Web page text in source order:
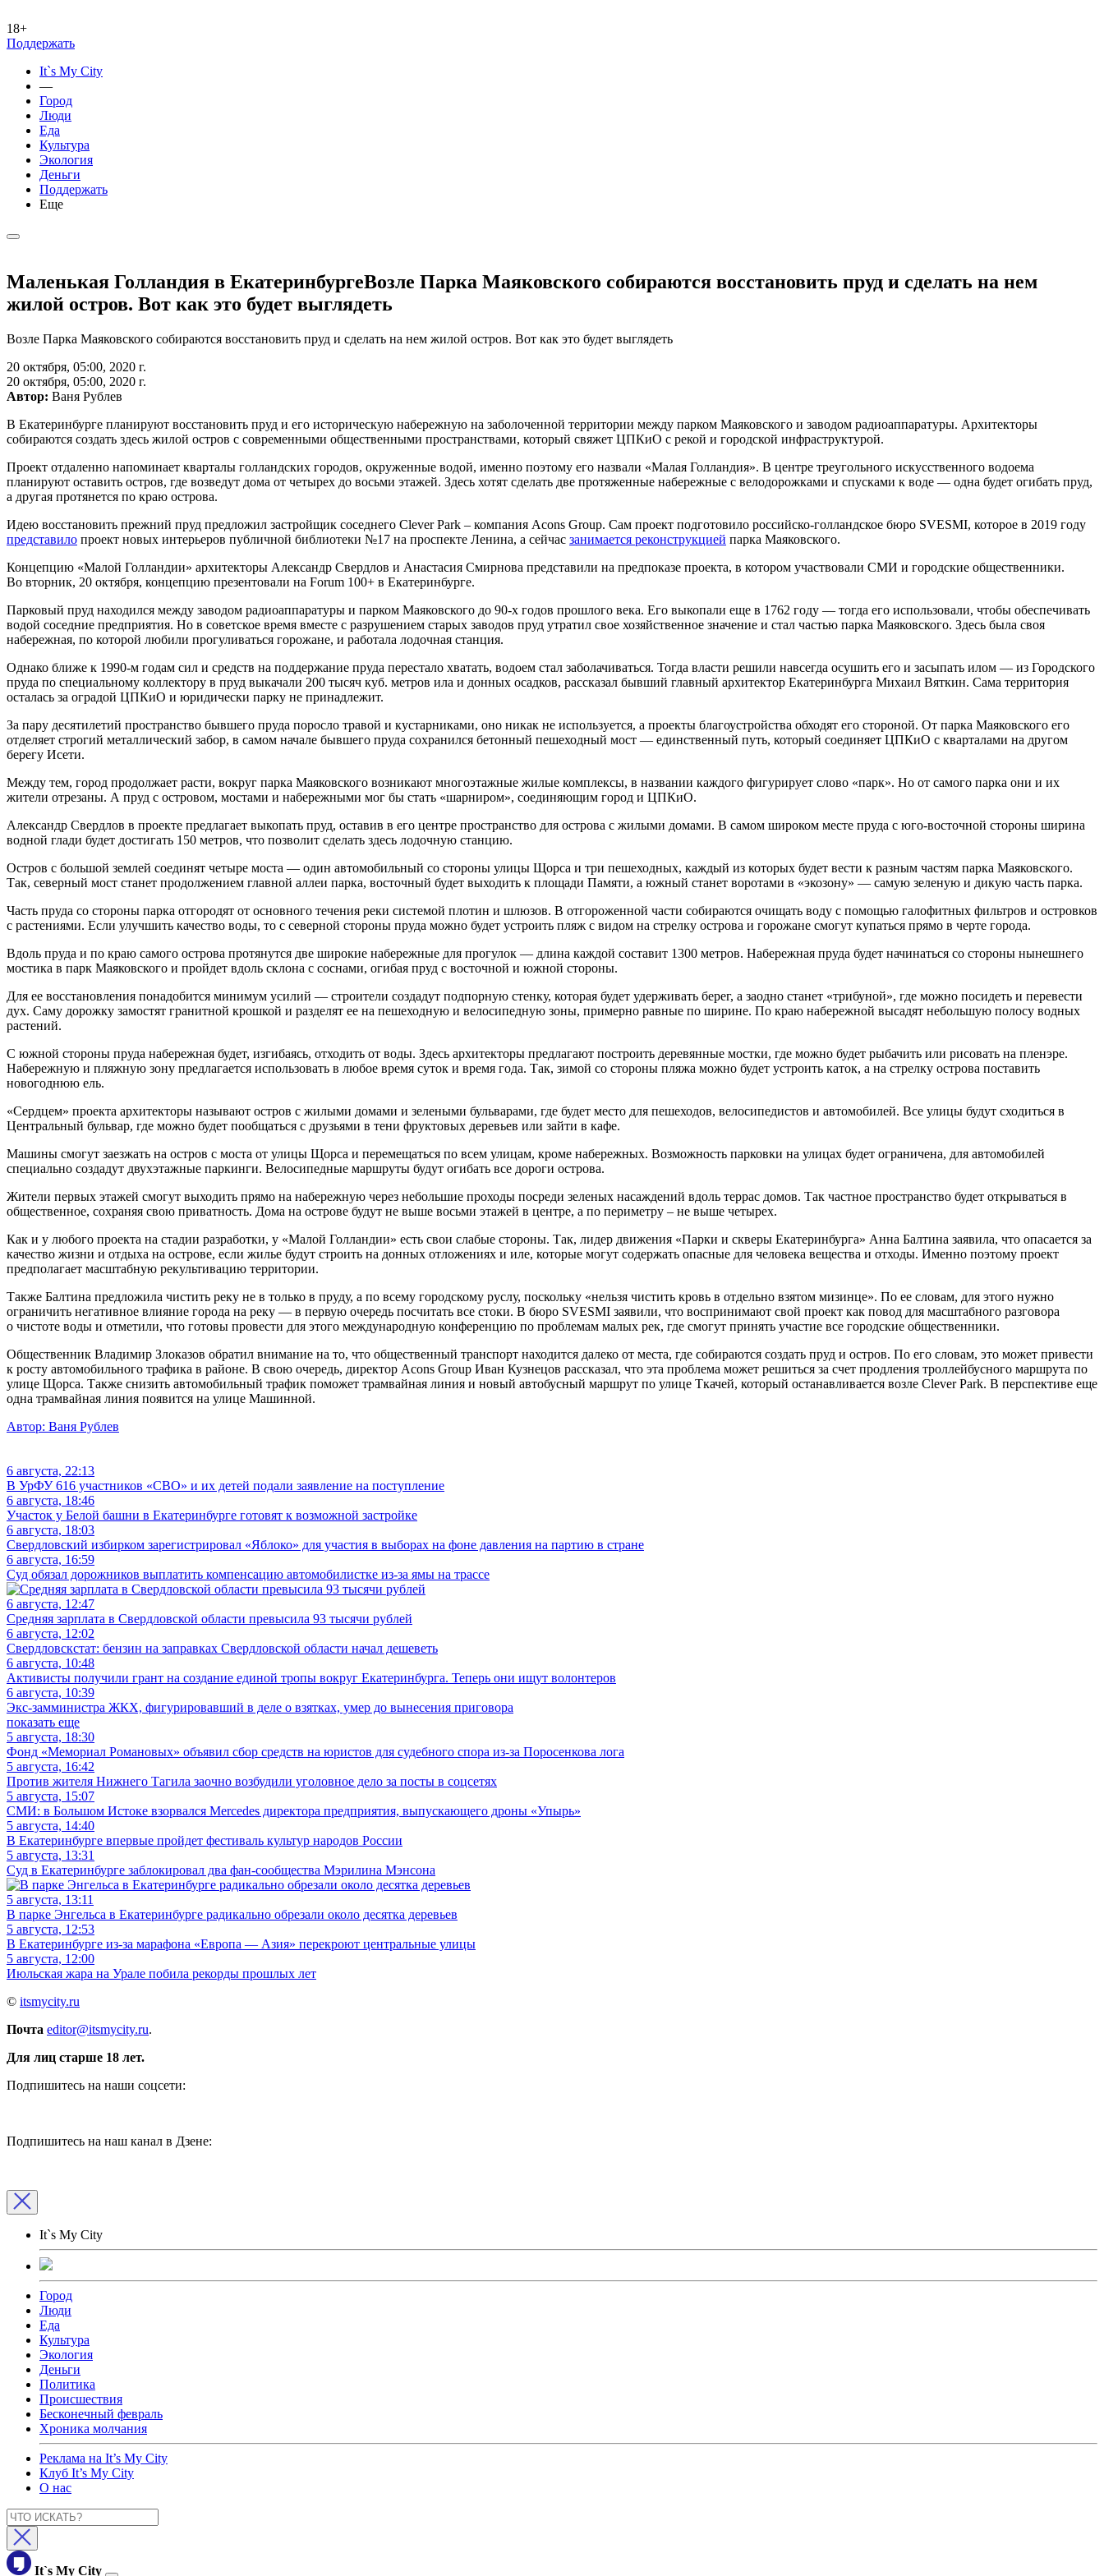
18+
Поддержать
It`s My City
—
Город
Люди
Еда
Культура
Экология
Деньги
Поддержать
Еще
Маленькая Голландия в ЕкатеринбургеВозле Парка Маяковского собираются восстановить пруд и сделать на нем
жилой остров. Вот как это будет выглядеть
Возле Парка Маяковского собираются восстановить пруд и сделать на нем жилой остров. Вот как это будет выглядеть
20 октября, 05:00, 2020 г.
20 октября, 05:00, 2020 г.
Автор: Ваня Рублев
В Екатеринбурге планируют восстановить пруд и его историческую набережную на заболоченной территории между парком Маяковского и заводом радиоаппаратуры. Архитекторы
собираются создать здесь жилой остров с современными общественными пространствами, который свяжет ЦПКиО с рекой и городской инфраструктурой.
Проект отдаленно напоминает кварталы голландских городов, окруженные водой, именно поэтому его назвали «Малая Голландия». В центре треугольного искусственного водоема
планируют оставить остров, где возведут дома от четырех до восьми этажей. Здесь хотят сделать две протяженные набережные с велодорожками и спусками к воде — одна будет огибать пруд,
а другая протянется по краю острова.
Идею восстановить прежний пруд предложил застройщик соседнего Clever Park – компания Acons Group. Сам проект подготовило российско-голландское бюро SVESMI, которое в 2019 году
представило проект новых интерьеров публичной библиотеки №17 на проспекте Ленина, а сейчас занимается реконструкцией парка Маяковского.
Концепцию «Малой Голландии» архитекторы Александр Свердлов и Анастасия Смирнова представили на предпоказе проекта, в котором участвовали СМИ и городские общественники.
Во вторник, 20 октября, концепцию презентовали на Forum 100+ в Екатеринбурге.
Парковый пруд находился между заводом радиоаппаратуры и парком Маяковского до 90-х годов прошлого века. Его выкопали еще в 1762 году — тогда его использовали, чтобы обеспечивать
водой соседние предприятия. Но в советское время вместе с разрушением старых заводов пруд утратил свое хозяйственное значение и стал частью парка Маяковского. Здесь была своя
набережная, по которой любили прогуливаться горожане, и работала лодочная станция.
Однако ближе к 1990-м годам сил и средств на поддержание пруда перестало хватать, водоем стал заболачиваться. Тогда власти решили навсегда осушить его и засыпать илом — из Городского
пруда по специальному коллектору в пруд выкачали 200 тысяч куб. метров ила и донных осадков, рассказал бывший главный архитектор Екатеринбурга Михаил Вяткин. Сама территория
осталась за оградой ЦПКиО и юридически парку не принадлежит.
За пару десятилетий пространство бывшего пруда поросло травой и кустарниками, оно никак не используется, а проекты благоустройства обходят его стороной. От парка Маяковского его
отделяет строгий металлический забор, в самом начале бывшего пруда сохранился бетонный пешеходный мост — единственный путь, который соединяет ЦПКиО с кварталами на другом
берегу Исети.
Между тем, город продолжает расти, вокруг парка Маяковского возникают многоэтажные жилые комплексы, в названии каждого фигурирует слово «парк». Но от самого парка они и их
жители отрезаны. А пруд с островом, мостами и набережными мог бы стать «шарниром», соединяющим город и ЦПКиО.
Александр Свердлов в проекте предлагает выкопать пруд, оставив в его центре пространство для острова с жилыми домами. В самом широком месте пруда с юго-восточной стороны ширина
водной глади будет достигать 150 метров, что позволит сделать здесь лодочную станцию.
Остров с большой землей соединят четыре моста — один автомобильный со стороны улицы Щорса и три пешеходных, каждый из которых будет вести к разным частям парка Маяковского.
Так, северный мост станет продолжением главной аллеи парка, восточный будет выходить к площади Памяти, а южный станет воротами в «экозону» — самую зеленую и дикую часть парка.
Часть пруда со стороны парка отгородят от основного течения реки системой плотин и шлюзов. В отгороженной части собираются очищать воду с помощью галофитных фильтров и островков
с растениями. Если улучшить качество воды, то с северной стороны пруда можно будет устроить пляж с видом на стрелку острова и горожане смогут купаться прямо в черте города.
Вдоль пруда и по краю самого острова протянутся две широкие набережные для прогулок — длина каждой составит 1300 метров. Набережная пруда будет начинаться со стороны нынешнего
мостика в парк Маяковского и пройдет вдоль склона с соснами, огибая пруд с восточной и южной стороны.
Для ее восстановления понадобится минимум усилий — строители создадут подпорную стенку, которая будет удерживать берег, а заодно станет «трибуной», где можно посидеть и перевести
дух. Саму дорожку замостят гранитной крошкой и разделят ее на пешеходную и велосипедную зоны, примерно равные по ширине. По краю набережной высадят небольшую полосу водных
растений.
С южной стороны пруда набережная будет, изгибаясь, отходить от воды. Здесь архитекторы предлагают построить деревянные мостки, где можно будет рыбачить или рисовать на пленэре.
Набережную и пляжную зону предлагается использовать в любое время суток и время года. Так, зимой со стороны пляжа можно будет устроить каток, а на стрелку острова поставить
новогоднюю ель.
«Сердцем» проекта архитекторы называют остров с жилыми домами и зелеными бульварами, где будет место для пешеходов, велосипедистов и автомобилей. Все улицы будут сходиться в
Центральный бульвар, где можно будет пообщаться с друзьями в тени фруктовых деревьев или зайти в кафе.
Машины смогут заезжать на остров с моста от улицы Щорса и перемещаться по всем улицам, кроме набережных. Возможность парковки на улицах будет ограничена, для автомобилей
специально создадут двухэтажные паркинги. Велосипедные маршруты будут огибать все дороги острова.
Жители первых этажей смогут выходить прямо на набережную через небольшие проходы посреди зеленых насаждений вдоль террас домов. Так частное пространство будет открываться в
общественное, сохраняя свою приватность. Дома на острове будут не выше восьми этажей в центре, а по периметру – не выше четырех.
Как и у любого проекта на стадии разработки, у «Малой Голландии» есть свои слабые стороны. Так, лидер движения «Парки и скверы Екатеринбурга» Анна Балтина заявила, что опасается за
качество жизни и отдыха на острове, если жилье будут строить на донных отложениях и иле, которые могут содержать опасные для человека вещества и отходы. Именно поэтому проект
предполагает масштабную рекультивацию территории.
Также Балтина предложила чистить реку не в только в пруду, а по всему городскому руслу, поскольку «нельзя чистить кровь в отдельно взятом мизинце». По ее словам, для этого нужно
ограничить негативное влияние города на реку — в первую очередь посчитать все стоки. В бюро SVESMI заявили, что воспринимают свой проект как повод для масштабного разговора
о чистоте воды и отметили, что готовы провести для этого международную конференцию по проблемам малых рек, где смогут принять участие все городские общественники.
Общественник Владимир Злоказов обратил внимание на то, что общественный транспорт находится далеко от места, где собираются создать пруд и остров. По его словам, это может привести
к росту автомобильного трафика в районе. В свою очередь, директор Acons Group Иван Кузнецов рассказал, что эта проблема может решиться за счет продления троллейбусного маршрута по
улице Щорса. Также снизить автомобильный трафик поможет трамвайная линия и новый автобусный маршрут по улице Ткачей, который останавливается возле Clever Park. В перспективе еще
одна трамвайная линия появится на улице Машинной.
Автор: Ваня Рублев
6 августа, 22:13
В УрФУ 616 участников «СВО» и их детей подали заявление на поступление
6 августа, 18:46
Участок у Белой башни в Екатеринбурге готовят к возможной застройке
6 августа, 18:03
Свердловский избирком зарегистрировал «Яблоко» для участия в выборах на фоне давления на партию в стране
6 августа, 16:59
Суд обязал дорожников выплатить компенсацию автомобилистке из-за ямы на трассе
6 августа, 12:47
Средняя зарплата в Свердловской области превысила 93 тысячи рублей
6 августа, 12:02
Свердловскстат: бензин на заправках Свердловской области начал дешеветь
6 августа, 10:48
Активисты получили грант на создание единой тропы вокруг Екатеринбурга. Теперь они ищут волонтеров
6 августа, 10:39
Экс-замминистра ЖКХ, фигурировавший в деле о взятках, умер до вынесения приговора
показать еще
5 августа, 18:30
Фонд «Мемориал Романовых» объявил сбор средств на юристов для судебного спора из-за Поросенкова лога
5 августа, 16:42
Против жителя Нижнего Тагила заочно возбудили уголовное дело за посты в соцсетях
5 августа, 15:07
СМИ: в Большом Истоке взорвался Mercedes директора предприятия, выпускающего дроны «Упырь»
5 августа, 14:40
В Екатеринбурге впервые пройдет фестиваль культур народов России
5 августа, 13:31
Суд в Екатеринбурге заблокировал два фан-сообщества Мэрилина Мэнсона
5 августа, 13:11
В парке Энгельса в Екатеринбурге радикально обрезали около десятка деревьев
5 августа, 12:53
В Екатеринбурге из-за марафона «Европа — Азия» перекроют центральные улицы
5 августа, 12:00
Июльская жара на Урале побила рекорды прошлых лет
© itsmycity.ru
Почта editor@itsmycity.ru.
Для лиц старше 18 лет.
Подпишитесь на наши соцсети:
Подпишитесь на наш канал в Дзене:
It`s My City
Город
Люди
Еда
Культура
Экология
Деньги
Политика
Происшествия
Бесконечный февраль
Хроника молчания
Реклама на It’s My City
Клуб It’s My City
О нас
It`s My City